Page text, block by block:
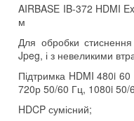
AIRBASE IB-372 HDMI
м
Для обробки стиснення
Jpeg, і з невеликими
Підтримка HDMI 480i
720р 50/60 Гц, 1080i
HDCP сумісний;